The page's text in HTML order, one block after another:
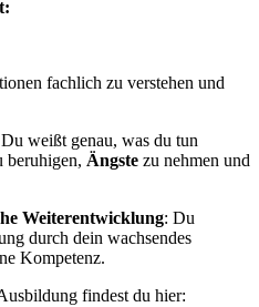
fachlich zu verstehen und
weißt genau, was du tun
beruhigen, Ängste zu nehmen und
Weiterentwicklung: Du
durch dein wachsendes
Kompetenz.
findest du hier: